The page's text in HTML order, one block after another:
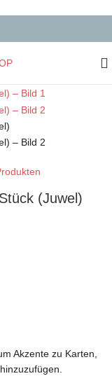
(Juwel)
Akzente zu Karten,